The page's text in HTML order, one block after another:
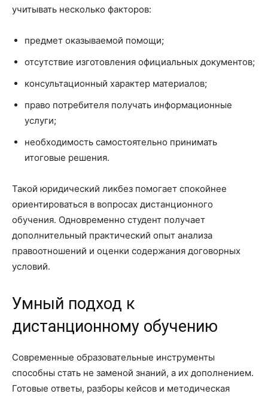
учитывать несколько факторов:
предмет оказываемой помощи;
отсутствие изготовления официальных документов;
консультационный характер материалов;
право потребителя получать информационные
услуги;
необходимость самостоятельно принимать
итоговые решения.
Такой юридический ликбез помогает спокойнее
ориентироваться в вопросах дистанционного
обучения. Одновременно студент получает
дополнительный практический опыт анализа
правоотношений и оценки содержания договорных
условий.
Умный подход к
дистанционному обучению
Современные образовательные инструменты
способны стать не заменой знаний, а их дополнением.
Готовые ответы, разборы кейсов и методическая